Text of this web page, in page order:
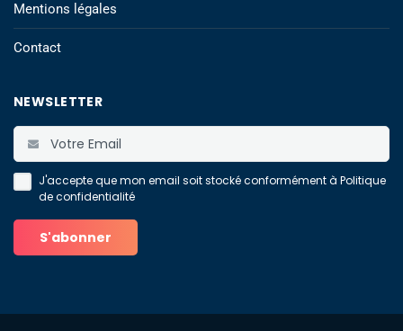
Mentions légales
Contact
NEWSLETTER
J'accepte que mon email soit stocké conformément à Politique
de confidentialité